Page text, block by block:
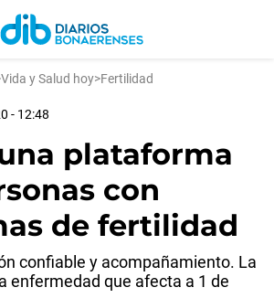
Vida y Salud hoy>Fertilidad
- 12:48
plataforma
con
de fertilidad
confiable y acompañamiento. La
enfermedad que afecta a 1 de